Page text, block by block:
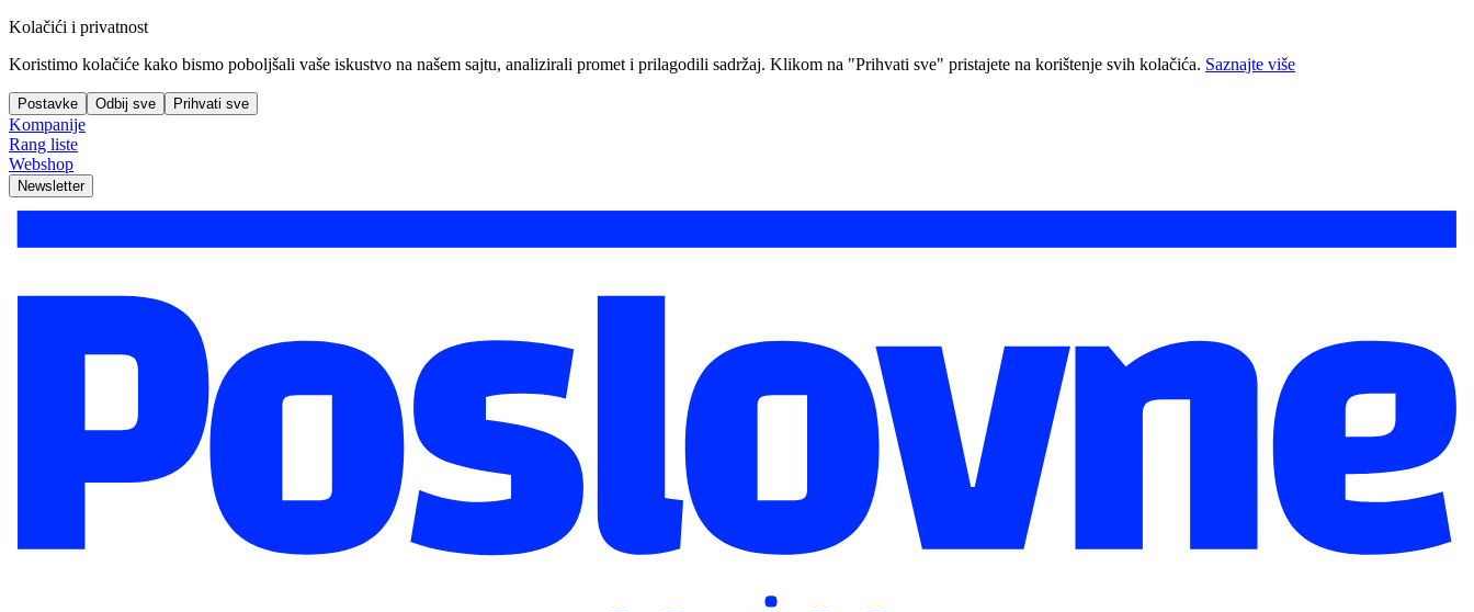
Kolačići i privatnost
Koristimo kolačiće kako bismo poboljšali vaše iskustvo na našem sajtu, analizirali promet i prilagodili sadržaj. Klikom na "Prihvati sve" pristajete na korištenje svih kolačića. Saznajte više
Postavke Odbij sve Prihvati sve
Kompanije
Rang liste
Webshop
Newsletter